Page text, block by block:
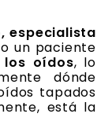
especialista
un paciente
los oídos, lo
dónde
tapados
está la